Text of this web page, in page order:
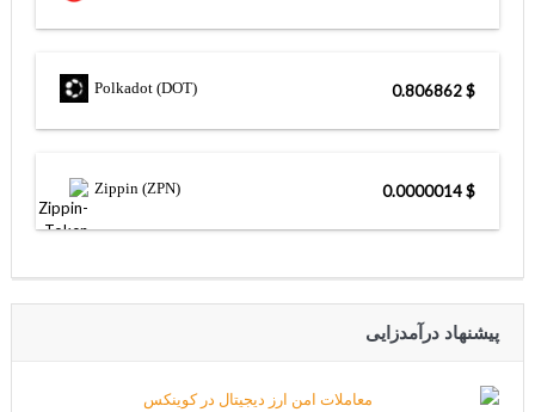
Polkadot (DOT) $ 0.806862
Zippin (ZPN) $ 0.0000014
پیشنهاد درآمدزایی